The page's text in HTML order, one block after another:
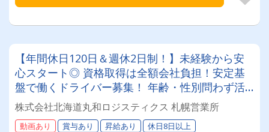
【年間休日120日＆週休2日制！】未経験から安
心スタート◎ 資格取得は全額会社負担！安定基
盤で働くドライバー募集！ 年齢・性別問わず活
躍できるお仕事です✨
株式会社北海道丸和ロジスティクス 札幌営業所
動画あり 賞与あり 昇給あり 休日8日以上